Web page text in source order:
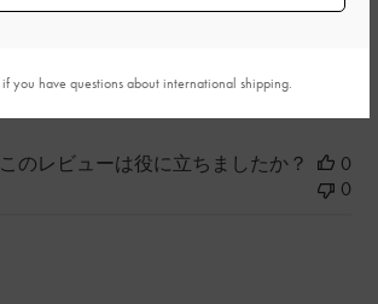
このレビューは役に立ちましたか？
0
0
if you have questions about international shipping.